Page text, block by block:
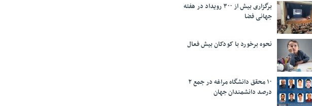
برگزاری بیش از ۳۰۰ رویداد در هفته
جهانی فضا
نحوه برخورد با کودکان بیش فعال
۱۰ محقق دانشگاه مراغه در جمع ۲
درصد دانشمندان جهان